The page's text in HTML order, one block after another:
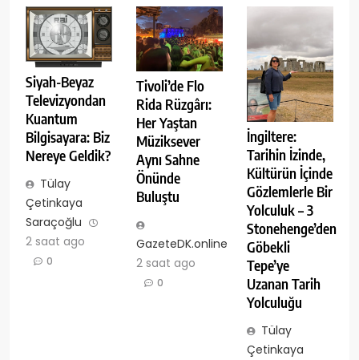
Siyah-Beyaz
Televizyondan
Kuantum
Bilgisayara: Biz
Nereye Geldik?
Tülay
Çetinkaya
Saraçoğlu
2 saat ago
0
Tivoli’de Flo
Rida Rüzgârı:
Her Yaştan
Müziksever
Aynı Sahne
Önünde
Buluştu
GazeteDK.online
2 saat ago
0
İngiltere:
Tarihin İzinde,
Kültürün İçinde
Gözlemlerle Bir
Yolculuk – 3
Stonehenge’den
Göbekli
Tepe’ye
Uzanan Tarih
Yolculuğu
Tülay
Çetinkaya